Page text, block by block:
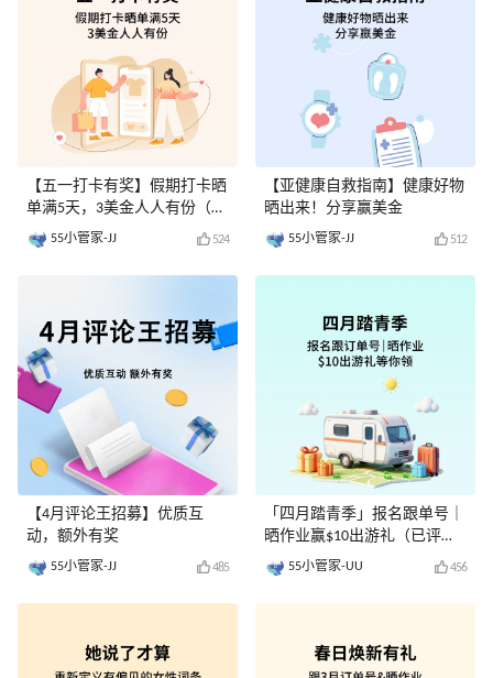
【五一打卡有奖】假期打卡晒
单满5天，3美金人人有份（已
评奖）55小管家-JJ 524
【4月评论王招募】优质互
动，额外有奖
55小管家-JJ 485
【亚健康自救指南】健康好物
晒出来！分享赢美金
55小管家-JJ 512
「四月踏青季」报名跟单号｜
晒作业赢$10出游礼（已评
奖）55小管家-UU 456